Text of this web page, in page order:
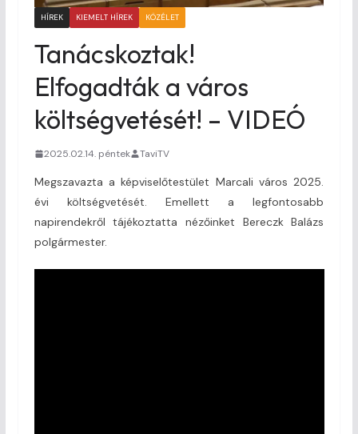
HÍREK KIEMELT HÍREK KÖZÉLET
Tanácskoztak!
Elfogadták a város
költségvetését! – VIDEÓ
2025.02.14. péntek TaviTV
Megszavazta a képviselőtestület Marcali város 2025.
évi költségvetését. Emellett a legfontosabb
napirendekről tájékoztatta nézőinket Bereczk Balázs
polgármester.